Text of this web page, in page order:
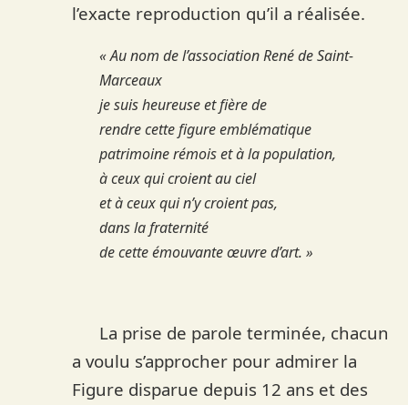
l’exacte reproduction qu’il a réalisée.
« Au nom de l’association René de Saint-
Marceaux
je suis heureuse et fièrede
rendre cette figure emblématique
patrimoine rémois et à la population,
à ceux qui croient au ciel
et à ceux qui n’y croient pas,
dans la fraternité
de cette émouvante œuvre d’art. »
La prise de parole terminée, chacun
a voulu s’approcher pour admirer la
Figure disparue depuis 12 ans et des